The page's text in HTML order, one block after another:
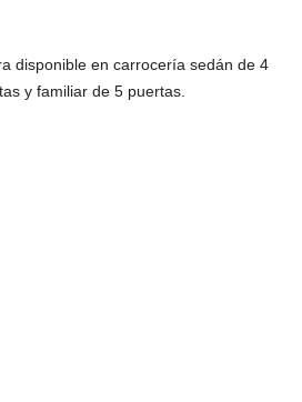
disponible en carrocería sedán de 4
y familiar de 5 puertas.